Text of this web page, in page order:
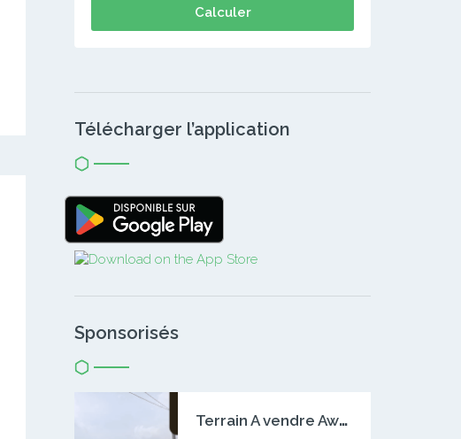
Calculer
Télécharger l’application
Sponsorisés
T
errain A vendre Awaïe Escalier